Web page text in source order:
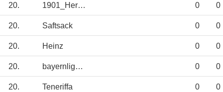
20. 1901_Herbert 0 0
20. Saftsack 0 0
20. Heinz 0 0
20. bayernligareg 0 0
20. Teneriffa 0 0